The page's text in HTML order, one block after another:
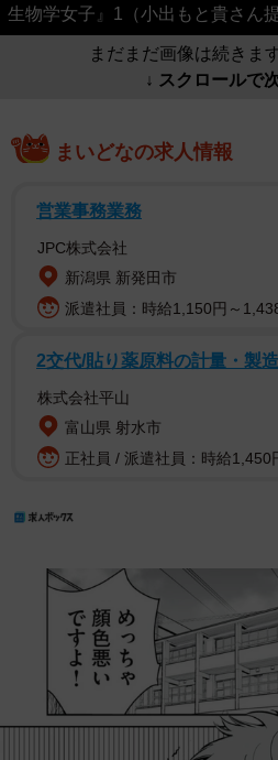
生物学女子』1（小出もと貴さん提
まだまだ画像は続きま
↓ スクロールで
まいどなの求人情報
営業事務業務
JPC株式会社
新潟県 新発田市
派遣社員：時給1,150円～
2交代/貼り薬原料の計量・製
株式会社平山
富山県 射水市
正社員 / 派遣社員：時給1,450